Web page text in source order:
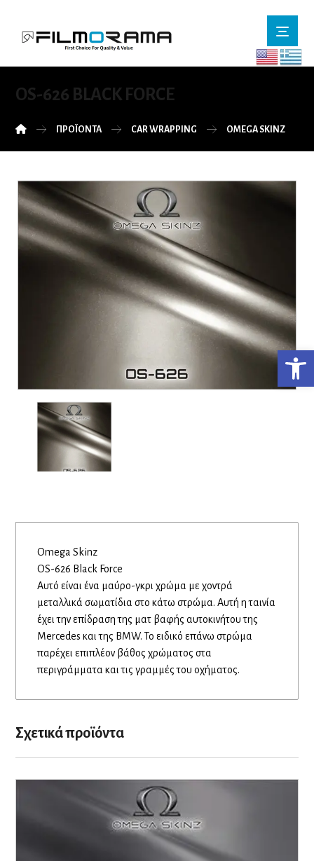
OS-626 BLACK FORCE
ΠΡΟΪΌΝΤΑ CAR WRAPPING OMEGA SKINZ
Omega Skinz
OS-626 Black Force
Αυτό είναι ένα μαύρο-γκρι χρώμα με χοντρά
μεταλλικά σωματίδια στο κάτω στρώμα. Αυτή η ταινία
έχει την επίδραση της ματ βαφής αυτοκινήτου της
Mercedes και της BMW. Το ειδικό επάνω στρώμα
παρέχει επιπλέον βάθος χρώματος στα
περιγράμματα και τις γραμμές του οχήματος.
Σχετικά προϊόντα